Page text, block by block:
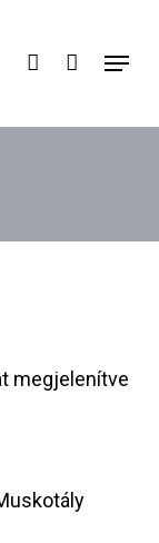
search account Menu
megjelenítve